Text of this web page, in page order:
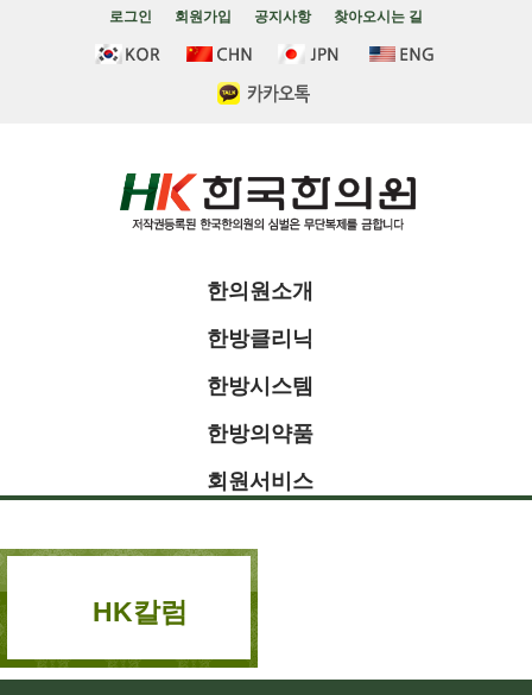
로그인 회원가입 공지사항 찾아오시는 길
한의원소개
한방클리닉
한방시스템
한방의약품
회원서비스
HK칼럼